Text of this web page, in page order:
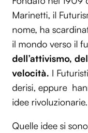
Marinetti, il
nome, ha
il mondo verso il
dell’attivismo,
velocità. I
derisi, eppure
idee rivoluzionarie.
Quelle idee si